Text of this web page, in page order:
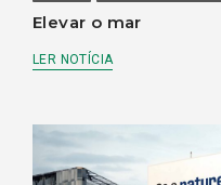
Elevar o mar
LER NOTÍCIA